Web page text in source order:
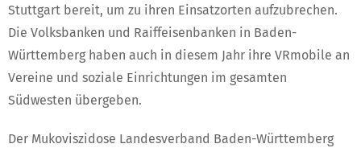
Stuttgart bereit, um zu ihren Einsatzorten aufzubrechen.
Die Volksbanken und Raiffeisenbanken in Baden-
Württemberg haben auch in diesem Jahr ihre VRmobile an
Vereine und soziale Einrichtungen im gesamten
Südwesten übergeben.
Der Mukoviszidose Landesverband Baden-Württemberg